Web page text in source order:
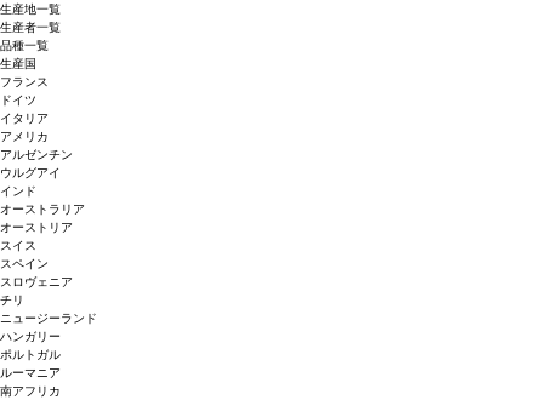
生産地一覧
生産者一覧
品種一覧
生産国
フランス
ドイツ
イタリア
アメリカ
アルゼンチン
ウルグアイ
インド
オーストラリア
オーストリア
スイス
スペイン
スロヴェニア
チリ
ニュージーランド
ハンガリー
ポルトガル
ルーマニア
南アフリカ